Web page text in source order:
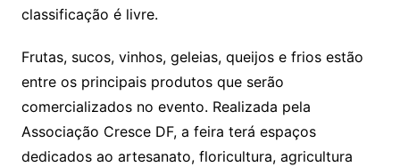
classificação é livre.
Frutas, sucos, vinhos, geleias, queijos e frios estão
entre os principais produtos que serão
comercializados no evento. Realizada pela
Associação Cresce DF, a feira terá espaços
dedicados ao artesanato, floricultura, agricultura